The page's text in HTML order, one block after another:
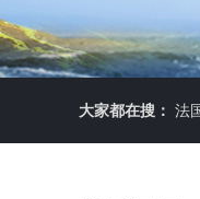
大家都在搜： 法国科